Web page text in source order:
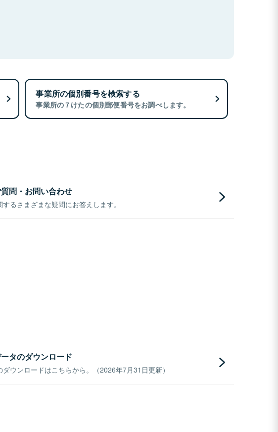
事業所の個別番号を検索する
事業所の７けたの個別郵便番号をお調べします。
問・お問い合わせ
るさまざまな疑問にお答えします。
タのダウンロード
ウンロードはこちらから。（2026年7月31日更新）